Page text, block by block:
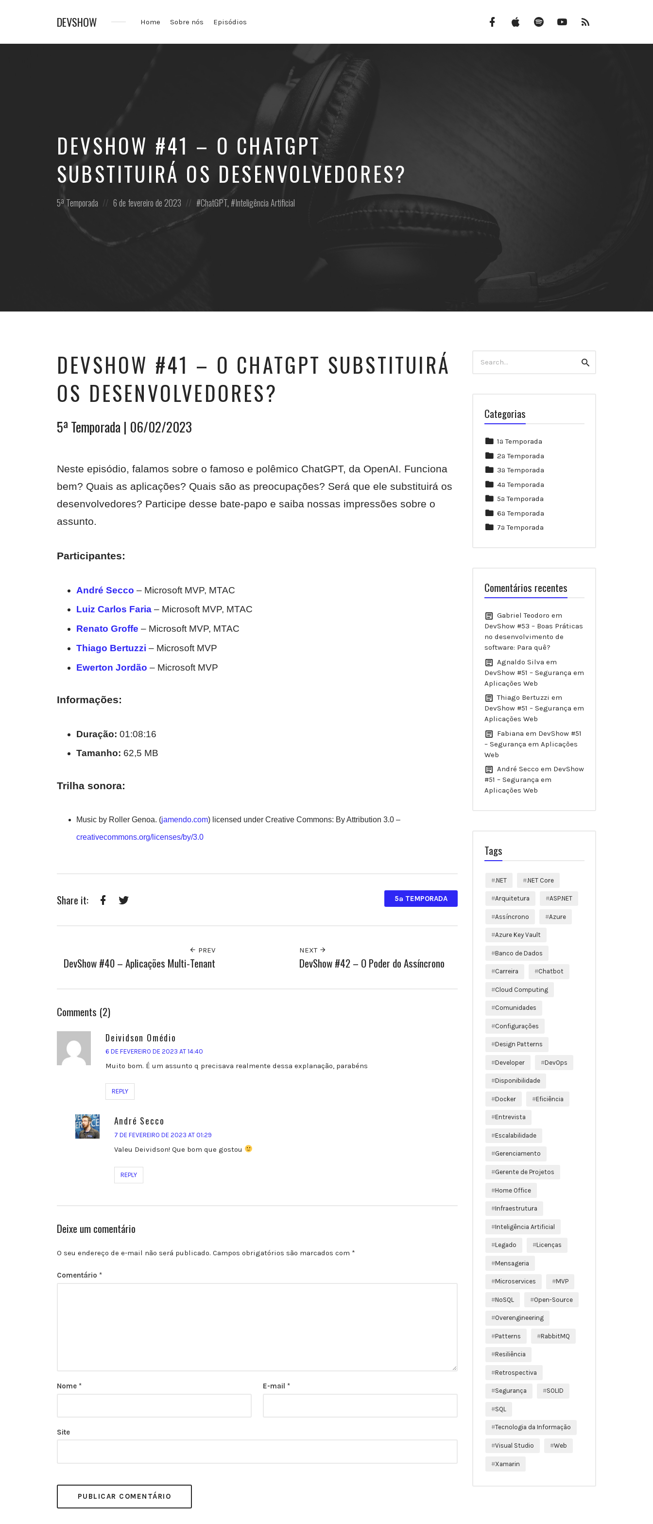
DEVSHOW
em
Home Sobre nós Episódios FacebookiTunes Spotify Canal
DEVSHOW #41 – O CHATGPT
SUBSTITUIRÁ OS DESENVOLVEDORES?
Posted
5ª Temporada
Posted
6 de fevereiro de 2023
Posted
ChatGPT, Inteligência Artificial
DEVSHOW #41 – O CHATGPT SUBSTITUIRÁ
OS DESENVOLVEDORES?
5ª Temporada | 06/02/2023
Neste episódio, falamos sobre o famoso e polêmico ChatGPT, da OpenAI. Funciona
bem? Quais as aplicações? Quais são as preocupações? Será que ele substituirá os
desenvolvedores? Participe desse bate-papo e saiba nossas impressões sobre o
assunto.
Participantes:
André Secco – Microsoft MVP, MTAC
Luiz Carlos Faria – Microsoft MVP, MTAC
Renato Groffe – Microsoft MVP, MTAC
Thiago Bertuzzi – Microsoft MVP
Ewerton Jordão – Microsoft MVP
Informações:
Duração: 01:08:16
Tamanho: 62,5 MB
Trilha sonora:
Music by Roller Genoa. (jamendo.com) licensed under Creative Commons: By Attribution 3.0 –
creativecommons.org/licenses/by/3.0
Share it: 5ª TEMPORADA
PREV
DevShow #40 – Aplicações Multi-Tenant
NEXT
DevShow #42 – O Poder do Assíncrono
Comments (2)
Deividson Omédio
6 DE FEVEREIRO DE 2023 AT 14:40
Muito bom. É um assunto q precisava realmente dessa explanação, parabéns
REPLY
André Secco
7 DE FEVEREIRO DE 2023 AT 01:29
Valeu Deividson! Que bom que gostou
REPLY
Deixe um comentário
O seu endereço de e-mail não será publicado. Campos obrigatórios são marcados com *
Comentário *
Nome * E-mail *
Site
for:
Search
Categorias
1ª Temporada
2ª Temporada
3ª Temporada
4ª Temporada
5ª Temporada
6ª Temporada
7ª Temporada
Comentários recentes
Gabriel Teodoro em
DevShow #53 – Boas Práticas
no desenvolvimento de
software: Para quê?
Agnaldo Silva em
DevShow #51 – Segurança em
Aplicações Web
Thiago Bertuzzi em
DevShow #51 – Segurança em
Aplicações Web
Fabiana em DevShow #51
– Segurança em Aplicações
Web
André Secco em DevShow
#51 – Segurança em
Aplicações Web
Tags
.NET .NET Core
Arquitetura ASP.NET
Assíncrono Azure
Azure Key Vault
Banco de Dados
Carreira Chatbot
Cloud Computing
Comunidades
Configurações
Design Patterns
Developer DevOps
Disponibilidade
Docker Eficiência
Entrevista
Escalabilidade
Gerenciamento
Gerente de Projetos
Home Office
Infraestrutura
Inteligência Artificial
Legado Licenças
Mensageria
Microservices MVP
NoSQL Open-Source
Overengineering
Patterns RabbitMQ
Resiliência
Retrospectiva
Segurança SOLID
SQL
Tecnologia da Informação
Visual Studio Web
Xamarin